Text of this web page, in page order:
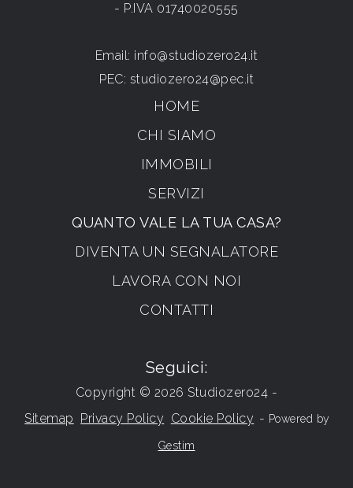
- P.IVA 01740020555
Email: info@studiozero24.it
PEC: studiozero24@pec.it
HOME
CHI SIAMO
IMMOBILI
SERVIZI
QUANTO VALE LA TUA CASA?
DIVENTA UN SEGNALATORE
LAVORA CON NOI
CONTATTI
Seguici:
Copyright © 2026 Studiozero24 -
Sitemap Privacy Policy Cookie Policy - Powered by
Gestim